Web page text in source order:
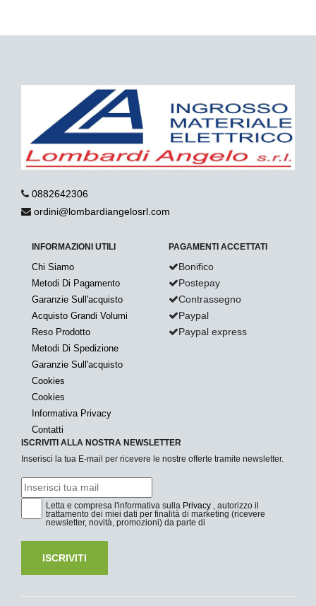
0882642306
ordini@lombardiangelosrl.com
INFORMAZIONI UTILI
Chi Siamo
Metodi Di Pagamento
Garanzie Sull'acquisto
Acquisto Grandi Volumi
Reso Prodotto
Metodi Di Spedizione
Garanzie Sull'acquisto
Cookies
Cookies
Informativa Privacy
Contatti
PAGAMENTI ACCETTATI
Bonifico
Postepay
Contrassegno
Paypal
Paypal express
ISCRIVITI ALLA NOSTRA NEWSLETTER
Inserisci la tua E-mail per ricevere le nostre offerte tramite newsletter.
Letta e compresa l'informativa sulla Privacy , autorizzo il
trattamento dei miei dati per finalità di marketing (ricevere
newsletter, novità, promozioni) da parte di
ISCRIVITI